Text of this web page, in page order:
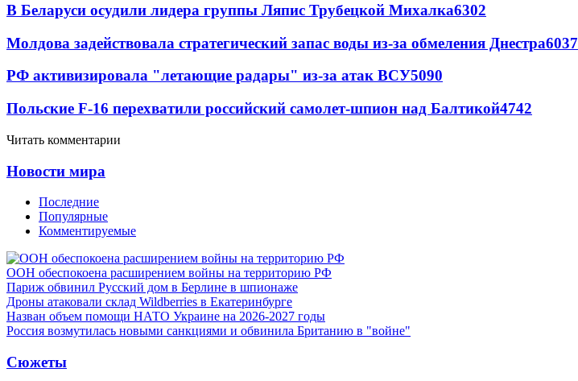
В Беларуси осудили лидера группы Ляпис Трубецкой Михалка6302
Молдова задействовала стратегический запас воды из-за обмеления Днестра6037
РФ активизировала "летающие радары" из-за атак ВСУ5090
Польские F-16 перехватили российский самолет-шпион над Балтикой4742
Читать комментарии
Новости мира
Последние
Популярные
Комментируемые
ООН обеспокоена расширением войны на территорию РФ
Париж обвинил Русский дом в Берлине в шпионаже
Дроны атаковали склад Wildberries в Екатеринбурге
Назван объем помощи НАТО Украине на 2026-2027 годы
Россия возмутилась новыми санкциями и обвинила Британию в "войне"
Сюжеты